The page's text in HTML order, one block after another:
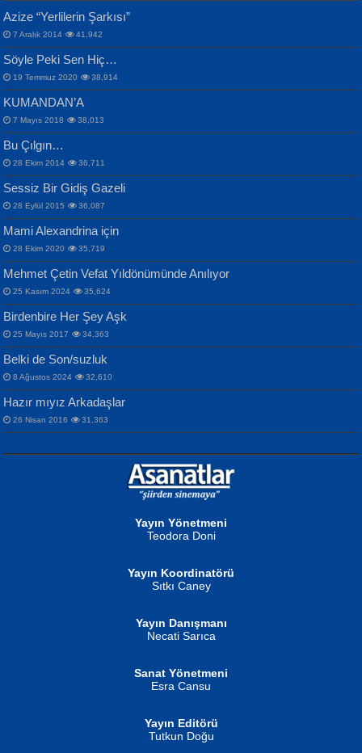
VAHDETTİN YİĞİTCAN
Samimiyet Nedir?...
İPEK ACAR SERT
Gazze’nin Şecaati, Ümmetin İmtihanı...
MAHMUT GÜRBÜZ
İbrahim Olmak ve Bitirebilmek...
NURAN KÖSE BAYDAR
Bülent Sağlam
Mescid-i Aksâ Üstüne Ay!...
Selahattin Yıldız
İdrakimle Üşürken...
Songül Özel
Mahzen...
Ben Deniz Değilim ki...
CAHİT SITKI TARANCI
Otuz Beş Yaş Şiiri...
ERDEM BAYAZIT
Sana, Bana, Vatanıma, Ülkemin
İnsanlarına Dair...
NAZIM HİKMET RAN
Bir Cezaevinde, Tecritteki Adamın
Mektupları...
Azize “Yerlilerin Şarkısı”
7 Aralık 2014 41,942
Söyle Peki Sen Hiç…
19 Temmuz 2020 38,914
KUMANDAN’A
7 Mayıs 2018 38,013
Bu Çılgın…
28 Ekim 2014 36,711
Sessiz Bir Gidiş Gazeli
28 Eylül 2015 36,087
Mami Alexandrina için
28 Ekim 2020 35,719
Mehmet Çetin Vefat Yıldönümünde Anılıyor
25 Kasım 2024 35,624
Birdenbire Her Şey Aşk
25 Mayıs 2017 34,363
Belki de Son/suzluk
8 Ağustos 2024 32,610
Hazır mıyız Arkadaşlar
26 Nisan 2016 31,363
Yayın Yönetmeni
Teodora Doni
Yayın Koordinatörü
Sıtkı Caney
Yayın Danışmanı
Necati Sarıca
Sanat Yönetmeni
Esra Cansu
Yayın Editörü
Tutkun Doğu